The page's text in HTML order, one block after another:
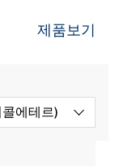
제품보기
콜에테르)